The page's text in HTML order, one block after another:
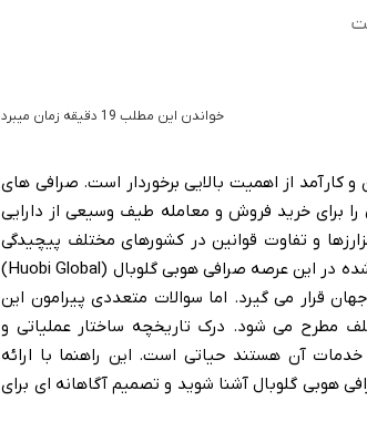
خواندن این مطلب 19 دقیقه زمان میبرد
کارآمد از اهمیت بالایی برخوردار است. صرافی های
برای خرید فروش و معامله طیف وسیعی از دارایی
و تفاوت قوانین در کشورهای مختلف پیچیدگی
هایی را برای کاربران ایجاد می کند. یکی از نام های بزرگ و شناخته شده در این عرصه صرافی هوبی گلوبال (Huobi Global)
در بازار دارد و در میان ۱۰ صرافی برتر جهان قرار می گیرد. اما سوالات متعددی پیرامون این
مطرح می شود. درک تاریخچه ساختار عملیاتی و
آن هستند حیاتی است. این راهنما با ارائه
هوبی گلوبال آشنا شوید و تصمیم آگاهانه ای برای